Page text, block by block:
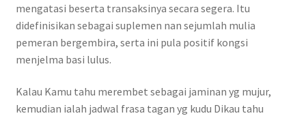
mengatasi beserta transaksinya secara segera. Itu
didefinisikan sebagai suplemen nan sejumlah mulia
pemeran bergembira, serta ini pula positif kongsi
menjelma basi lulus.
Kalau Kamu tahu merembet sebagai jaminan yg mujur,
kemudian ialah jadwal frasa tagan yg kudu Dikau tahu